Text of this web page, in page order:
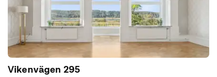
Vikenvägen 295